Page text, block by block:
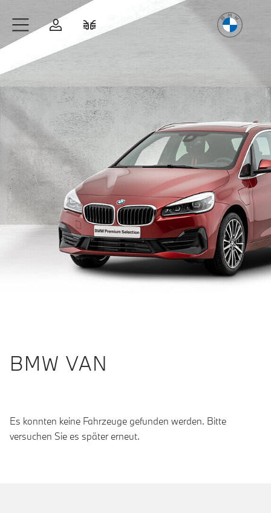
Zum Hauptinhalt springen
AnmeldenFahrzeugvergleich
Freude
BMW VAN
Es konnten keine Fahrzeuge gefunden werden. Bitte
versuchen Sie es später erneut.